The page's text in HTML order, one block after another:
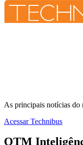
As principais notícias do
AcessarTechnibus
OTM